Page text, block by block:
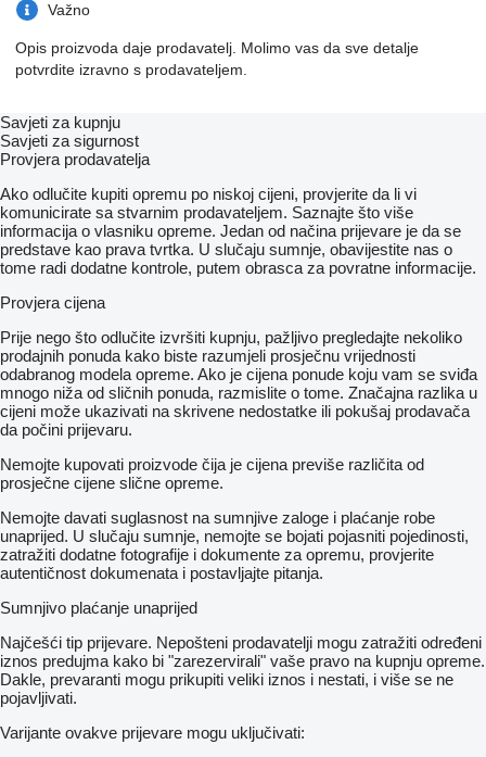
Važno
Opis proizvoda daje prodavatelj. Molimo vas da sve detalje
potvrdite izravno s prodavateljem.
Savjeti za kupnju
Savjeti za sigurnost
Provjera prodavatelja
Ako odlučite kupiti opremu po niskoj cijeni, provjerite da li vi
komunicirate sa stvarnim prodavateljem. Saznajte što više
informacija o vlasniku opreme. Jedan od načina prijevare je da se
predstave kao prava tvrtka. U slučaju sumnje, obavijestite nas o
tome radi dodatne kontrole, putem obrasca za povratne informacije.
Provjera cijena
Prije nego što odlučite izvršiti kupnju, pažljivo pregledajte nekoliko
prodajnih ponuda kako biste razumjeli prosječnu vrijednosti
odabranog modela opreme. Ako je cijena ponude koju vam se sviđa
mnogo niža od sličnih ponuda, razmislite o tome. Značajna razlika u
cijeni može ukazivati ​​na skrivene nedostatke ili pokušaj prodavača
da počini prijevaru.
Nemojte kupovati proizvode čija je cijena previše različita od
prosječne cijene slične opreme.
Nemojte davati suglasnost na sumnjive zaloge i plaćanje robe
unaprijed. U slučaju sumnje, nemojte se bojati pojasniti pojedinosti,
zatražiti dodatne fotografije i dokumente za opremu, provjerite
autentičnost dokumenata i postavljajte pitanja.
Sumnjivo plaćanje unaprijed
Najčešći tip prijevare. Nepošteni prodavatelji mogu zatražiti određeni
iznos predujma kako bi "zarezervirali" vaše pravo na kupnju opreme.
Dakle, prevaranti mogu prikupiti veliki iznos i nestati, i više se ne
pojavljivati.
Varijante ovakve prijevare mogu uključivati: